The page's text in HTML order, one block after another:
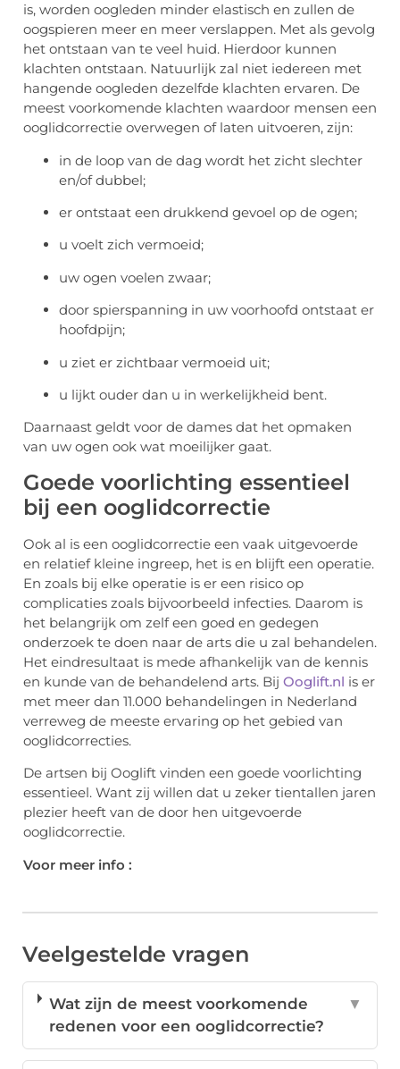
is, worden oogleden minder elastisch en zullen de
oogspieren meer en meer verslappen. Met als gevolg
het ontstaan van te veel huid. Hierdoor kunnen
klachten ontstaan. Natuurlijk zal niet iedereen met
hangende oogleden dezelfde klachten ervaren. De
meest voorkomende klachten waardoor mensen een
ooglidcorrectie overwegen of laten uitvoeren, zijn:
in de loop van de dag wordt het zicht slechter
en/of dubbel;
er ontstaat een drukkend gevoel op de ogen;
u voelt zich vermoeid;
uw ogen voelen zwaar;
door spierspanning in uw voorhoofd ontstaat er
hoofdpijn;
u ziet er zichtbaar vermoeid uit;
u lijkt ouder dan u in werkelijkheid bent.
Daarnaast geldt voor de dames dat het opmaken
van uw ogen ook wat moeilijker gaat.
Goede voorlichting essentieel
bij een ooglidcorrectie
Ook al is een ooglidcorrectie een vaak uitgevoerde
en relatief kleine ingreep, het is en blijft een operatie.
En zoals bij elke operatie is er een risico op
complicaties zoals bijvoorbeeld infecties. Daarom is
het belangrijk om zelf een goed en gedegen
onderzoek te doen naar de arts die u zal behandelen.
Het eindresultaat is mede afhankelijk van de kennis
en kunde van de behandelend arts. Bij Ooglift.nl is er
met meer dan 11.000 behandelingen in Nederland
verreweg de meeste ervaring op het gebied van
ooglidcorrecties.
De artsen bij Ooglift vinden een goede voorlichting
essentieel. Want zij willen dat u zeker tientallen jaren
plezier heeft van de door hen uitgevoerde
ooglidcorrectie.
Voor meer info :
Veelgestelde vragen
Wat zijn de meest voorkomende
redenen voor een ooglidcorrectie?
▼